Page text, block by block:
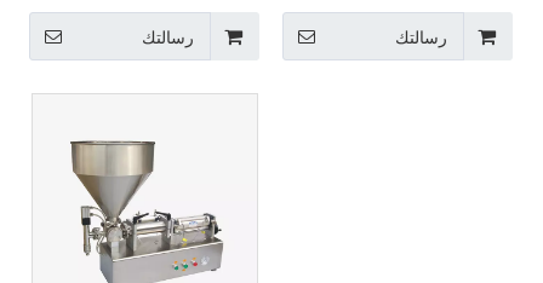
رسالتك رسالتك